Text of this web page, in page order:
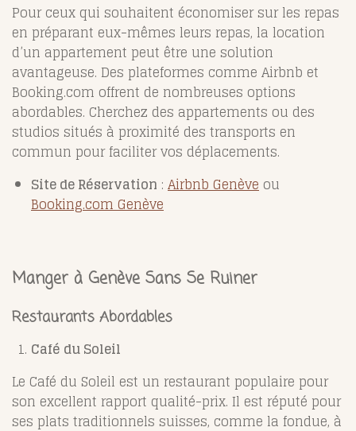
Pour ceux qui souhaitent économiser sur les repas
en préparant eux-mêmes leurs repas, la location
d’un appartement peut être une solution
avantageuse. Des plateformes comme Airbnb et
Booking.com offrent de nombreuses options
abordables. Cherchez des appartements ou des
studios situés à proximité des transports en
commun pour faciliter vos déplacements.
Site de Réservation : Airbnb Genève ou
Booking.com Genève
Manger à Genève Sans Se Ruiner
Restaurants Abordables
Café du Soleil
Le Café du Soleil est un restaurant populaire pour
son excellent rapport qualité-prix. Il est réputé pour
ses plats traditionnels suisses, comme la fondue, à